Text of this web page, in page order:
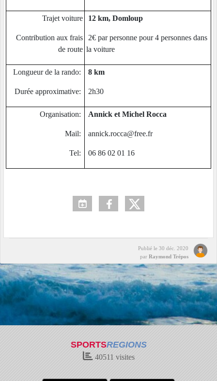
Trajet voiture
Contribution aux frais
de route
12 km, Domloup
2€ par personne pour 4 personnes dans
la voiture
Longueur de la rando:
Durée approximative:
8 km
2h30
Organisation:
Mail:
Tel:
Annick et Michel Rocca
annick.rocca@free.fr
06 86 02 01 16
Publié le 30 déc. 2020
par Raymond Trépos
SPORTSREGIONS
40511 visites